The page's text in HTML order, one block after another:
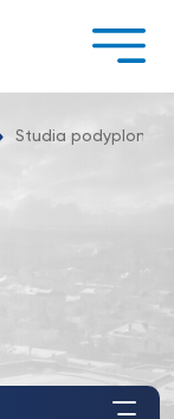
Studia